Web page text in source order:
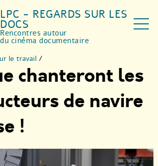
LPC - REGARDS SUR LES
DOCS
Rencontres autour
du cinéma documentaire
le travail /
chanteront les
de navire
!